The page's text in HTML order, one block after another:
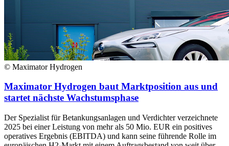
© Maximator Hydrogen
Maximator Hydrogen baut Marktposition aus und
startet nächste Wachstumsphase
Der Spezialist für Betankungsanlagen und Verdichter verzeichnete
2025 bei einer Leistung von mehr als 50 Mio. EUR ein positives
operatives Ergebnis (EBITDA) und kann seine führende Rolle im